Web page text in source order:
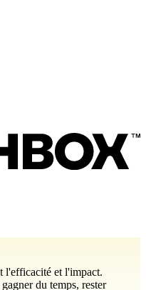
l'efficacité et l'impact.
du temps, rester